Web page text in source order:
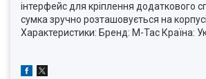
інтерфейс для кріплення
сумка зручно розташовується на
Характеристики: Бренд: M-Tac Країна: